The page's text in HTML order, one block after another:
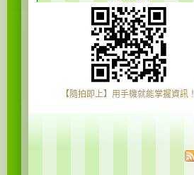
【隨拍即上】用手機就能掌握資訊！